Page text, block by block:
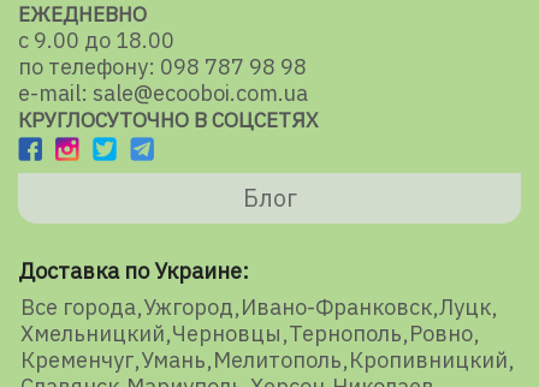
ЕЖЕДНЕВНО
с 9.00 до 18.00
по телефону: 098 787 98 98
e-mail: sale@ecooboi.com.ua
КРУГЛОСУТОЧНО В СОЦСЕТЯХ
Блог
Доставка по Украине:
Все города Ужгород Ивано-Франковск Луцк
Хмельницкий Черновцы Тернополь Ровно
Кременчуг Умань Мелитополь Кропивницкий